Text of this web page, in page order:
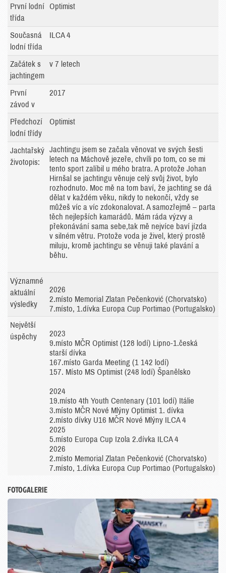
První lodní
třída
Optimist
Současná
lodní třída
ILCA 4
Začátek s
jachtingem
v 7 letech
První
závod v
2017
Předchozí
lodní třídy
Optimist
Jachtařský
životopis:
Jachtingu jsem se začala věnovat ve svých šesti
letech na Máchově jezeře, chvíli po tom, co se mi
tento sport zalíbil u mého bratra. A protože Johan
Hirnšal se jachtingu věnuje celý svůj život, bylo
rozhodnuto. Moc mě na tom baví, že jachting se dá
dělat v každém věku, nikdy to nekončí, vždy se
můžeš víc a víc zdokonalovat. A samozřejmě – parta
těch nejlepších kamarádů. Mám ráda výzvy a
překonávání sama sebe,tak mě nejvíce baví jízda
v silném větru. Protože voda je živel, který prostě
miluju, kromě jachtingu se věnuji také plavání a
běhu.
Významné
aktuální
výsledky
2026
2.místo Memorial Zlatan Pečenković (Chorvatsko)
7.místo, 1.dívka Europa Cup Portimao (Portugalsko)
Největší
úspěchy
2023
9.místo MČR Optimist (128 lodí) Lipno-1.česká
starší dívka
167.místo Garda Meeting (1 142 lodí)
157. Místo MS Optimist (248 lodí) Španělsko
2024
19.místo 4th Youth Centenary (101 lodí) Itálie
3.místo MČR Nové Mlýny Optimist 1. dívka
2.místo dívky U16 MČR Nové Mlýny ILCA 4
2025
5.místo Europa Cup Izola 2.dívka ILCA 4
2026
2.místo Memorial Zlatan Pečenković (Chorvatsko)
7.místo, 1.dívka Europa Cup Portimao (Portugalsko)
FOTOGALERIE